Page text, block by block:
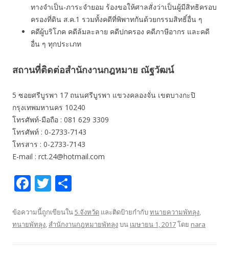
ทางจำเป็น-ภาระจำยอม ร้องขอให้ศาลสั่งว่าเป็นผู้มีสิทธิครอบ
ครองที่ดิน ส.ค.1 รวมทั้งคดีที่พิพาทกันด้วยกรรมสิทธิ์อื่น ๆ
คดีผู้บริโภค คดีล้มละลาย คดีปกครอง คดีภาษีอากร และคดี
อื่น ๆ ทุกประเภท
สถานที่ติดต่อสำนักงานกฎหมาย ณัฐวัฒน์
5 ซอยศรีบูรพา 17 ถนนศรีบูรพา แขวงคลองจั่น เขตบางกะปิ
กรุงเทพมหานคร 10240
โทรศัพท์-มือถือ : 081 629 3309
โทรศัพท์ : 0-2733-7143
โทรสาร : 0-2733-7143
E-mail : rct.24@hotmail.com
F
e
b
T
itt
er
ar
e
ข้อความนี้ถูกเขียนใน5.จังหวัด และติดป้ายกำกับทนายความพัทลุง,
ทนายพัทลุง, สำนักงานกฎหมายพัทลุงบน เมษายน 1, 2017โดย nara